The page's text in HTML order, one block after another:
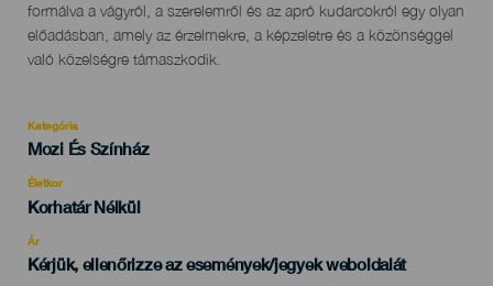
formálva a vágyról, a szerelemről és az apró kudarcokról egy olyan
előadásban, amely az érzelmekre, a képzeletre és a közönséggel
való közelségre támaszkodik.
Kategória
Categoría
evento
Mozi És Színház
Életkor
Edad
Korhatár Nélkül
Ár
Kérjük, ellenőrizze az események/jegyek weboldalát